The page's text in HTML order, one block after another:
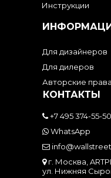
Инструкции
Для дизайнеров
Для дилеров
Авторские
КОНТАКТЫ
+7 495 374-55-50
WhatsApp
г. Москва,
ул. Нижняя